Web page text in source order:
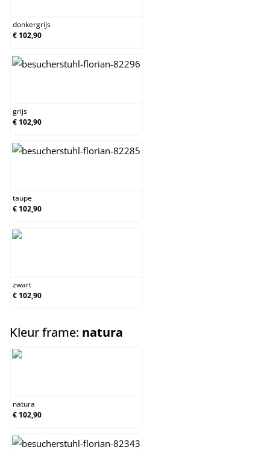
donkergrijs
€ 102,90
grijs
€ 102,90
taupe
€ 102,90
zwart
€ 102,90
Kleur frame: natura
natura
€ 102,90